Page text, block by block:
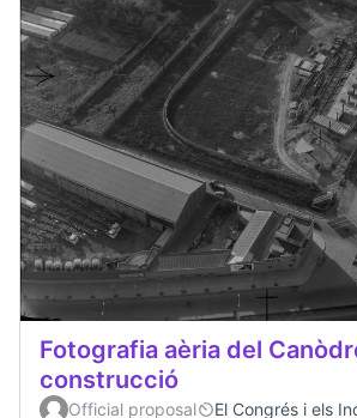
Fotografia aèria del
construcció
Official proposal
El Congrés i els